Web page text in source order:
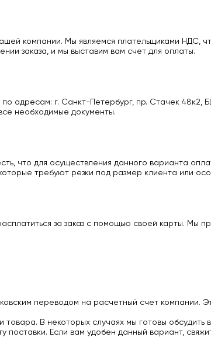
компании. Мы являемся плательщиками НДС,
заказа, и мы выставим вам счет для оплаты.
адресам: г. Санкт-Петербург, пр. Стачек 48к2,
необходимые документы.
что для осуществления данного варианта
требуют резки под размер клиента или
за заказ с помощью своей карты. Мы
переводом на расчетный счет компании.
В некоторых случаях мы готовы обсудить
поставки. Если вам удобен данный вариант,